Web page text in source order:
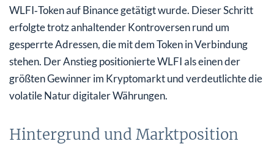
WLFI‑Token auf Binance getätigt wurde. Dieser Schritt
erfolgte trotz anhaltender Kontroversen rund um
gesperrte Adressen, die mit dem Token in Verbindung
stehen. Der Anstieg positionierte WLFI als einen der
größten Gewinner im Kryptomarkt und verdeutlichte die
volatile Natur digitaler Währungen.
Hintergrund und Marktposition